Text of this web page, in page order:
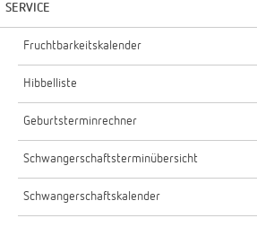
SERVICE
Fruchtbarkeitskalender
Hibbelliste
Geburtsterminrechner
Schwangerschaftsterminübersicht
Schwangerschaftskalender